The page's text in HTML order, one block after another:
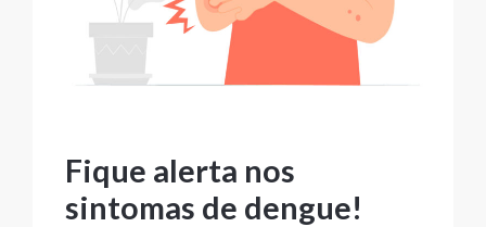
Fique alerta nos
sintomas de dengue!